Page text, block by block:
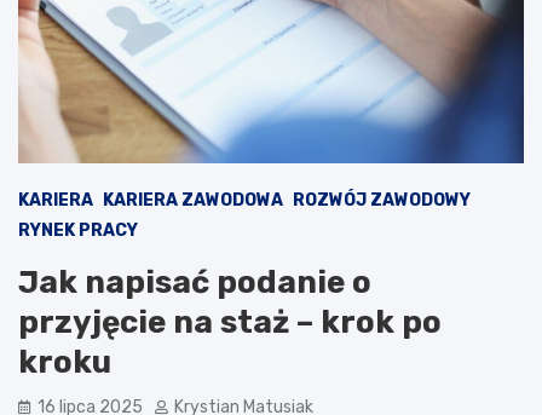
KARIERA KARIERA ZAWODOWA
ROZWÓJ ZAWODOWY
RYNEK PRACY
Jak napisać podanie o
przyjęcie na staż – krok po
kroku
16 lipca 2025 Krystian Matusiak